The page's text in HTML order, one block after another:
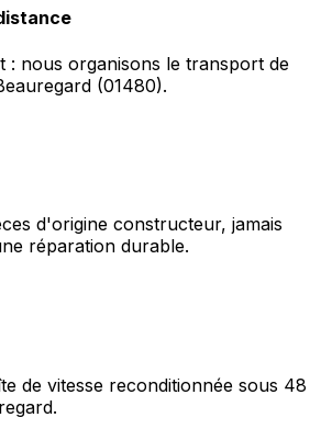
: nous organisons le transport de
(01480).
d'origine constructeur, jamais
réparation durable.
de vitesse reconditionnée sous 48